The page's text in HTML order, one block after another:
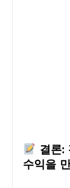
결론:
수익을